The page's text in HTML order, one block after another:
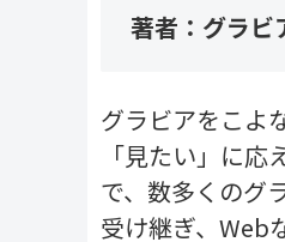
著者：グラビ
グラビアをこよ
「見たい」に
で、数多くのグ
受け継ぎ、Web